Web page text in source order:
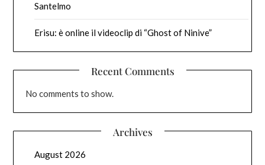
Santelmo
Erisu: è online il videoclip di “Ghost of Ninive”
Recent Comments
No comments to show.
Archives
August 2026